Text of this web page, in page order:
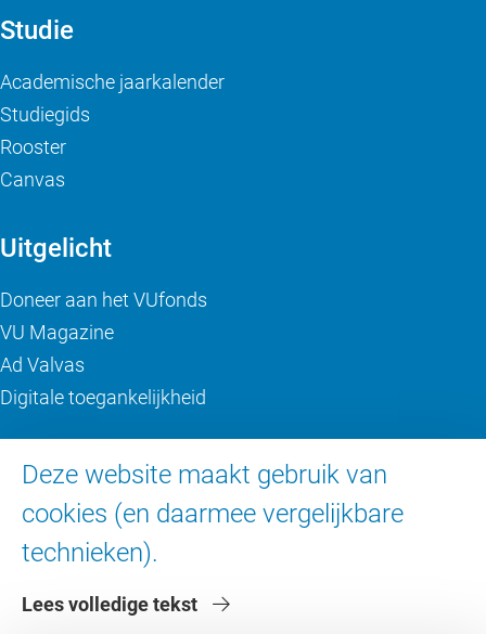
Deze website maakt gebruik van
cookies (en daarmee vergelijkbare
technieken).
Lees volledige tekst
Studie
Academische jaarkalender
Studiegids
Rooster
Canvas
Uitgelicht
Doneer aan het VUfonds
VU Magazine
Ad Valvas
Digitale toegankelijkheid
Over de VU
Contact en route
Werken bij de VU
Diensten